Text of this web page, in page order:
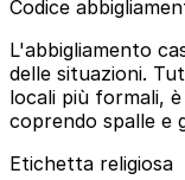
Codice
L'abbigliamento
delle situazioni.
locali più formali,
coprendo spalle e
Etichetta religiosa